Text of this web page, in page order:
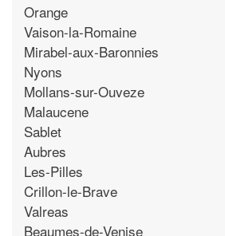
Orange
Vaison-la-Romaine
Mirabel-aux-Baronnies
Nyons
Mollans-sur-Ouveze
Malaucene
Sablet
Aubres
Les-Pilles
Crillon-le-Brave
Valreas
Beaumes-de-Venise